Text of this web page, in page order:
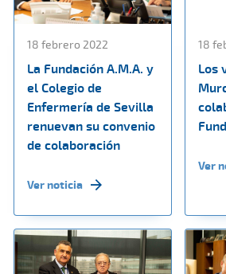
18 febrero 2022
La Fundación A.M.A. y
el Colegio de
Enfermería de Sevilla
renuevan su convenio
de colaboración
Ver noticia
18
Los
Ver